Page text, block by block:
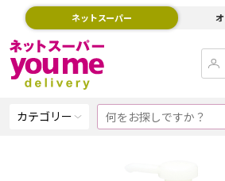
ネットスーパー
カテゴリー